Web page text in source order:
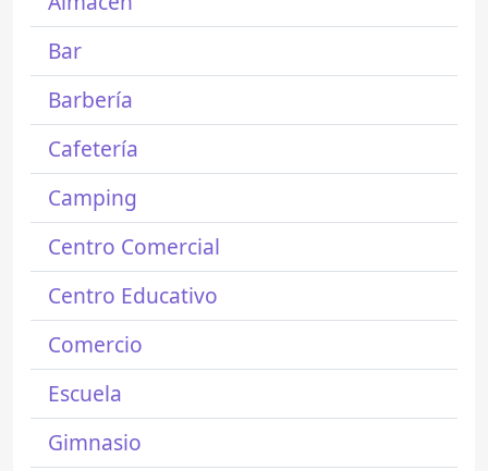
Bar
Barbería
Cafetería
Camping
Centro Comercial
Centro Educativo
Comercio
Escuela
Gimnasio